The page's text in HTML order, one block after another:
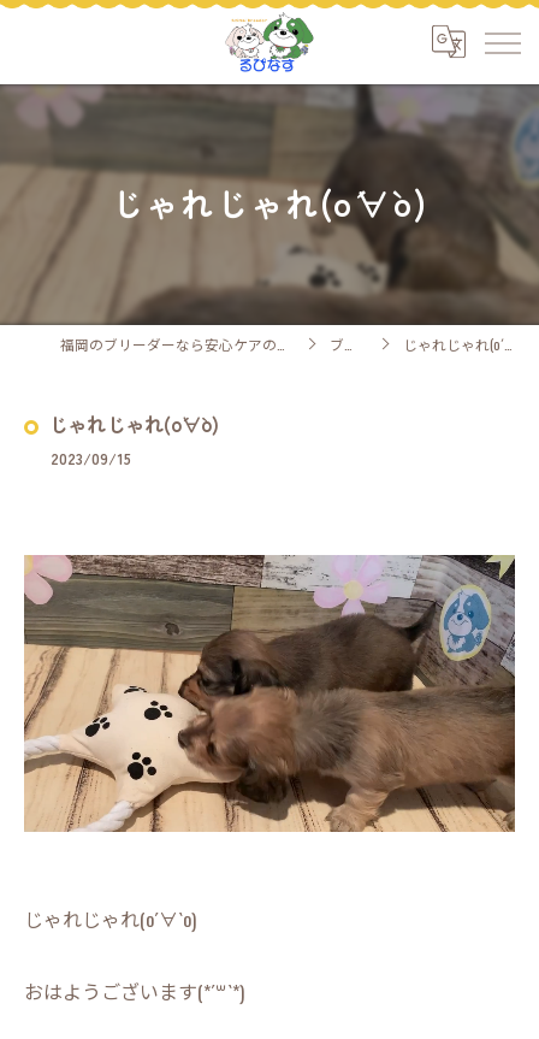
じゃれじゃれ(о´∀`о)
ブログ じゃれじゃれ(о´∀`о)
じゃれじゃれ(о´∀`о)
2023/09/15
じゃれじゃれ(о´∀`о)
おはようございます(*´꒳`*)